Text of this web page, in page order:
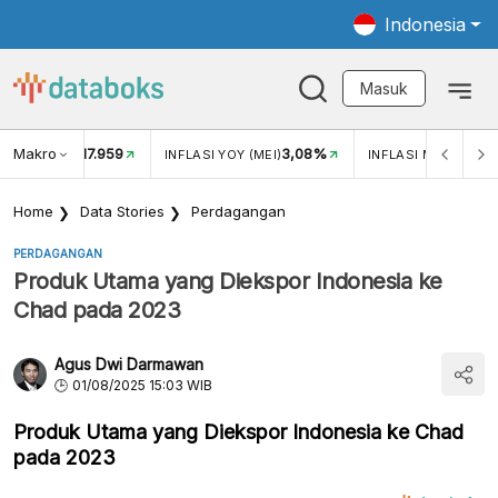
Indonesia
Masuk
Makro
USD/IDR 17.959 INFLASI YOY (MEI)3,08% INFLASI MOM (MEI)
Home Data Stories Perdagangan
PERDAGANGAN
Produk Utama yang Diekspor Indonesia ke
Chad pada 2023
Agus Dwi Darmawan
01/08/2025 15:03 WIB
Produk Utama yang Diekspor Indonesia ke Chad
pada 2023